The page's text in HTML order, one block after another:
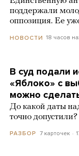
поддержали
оппозиция. Ее
НОВОСТИ 18 часов
В суд подали
«Яблоко» с
можно
До какой даты
точно допустили?
РАЗБОР 7 карточек